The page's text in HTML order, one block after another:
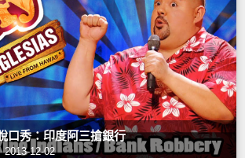
口秀：印度阿三搶銀行
2013-12-02